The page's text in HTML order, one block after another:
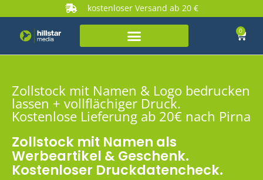
kostenloser Versand ab 20 €
0
Zollstock mit Namen & Logo bedrucken
lassen + vollflächiger Druck.
Kostenlose Lieferung ab 20€ nach Pirna
Zollstock mit Namen als
Werbeartikel & Geschenk.
Kostenloser Druckdatencheck.